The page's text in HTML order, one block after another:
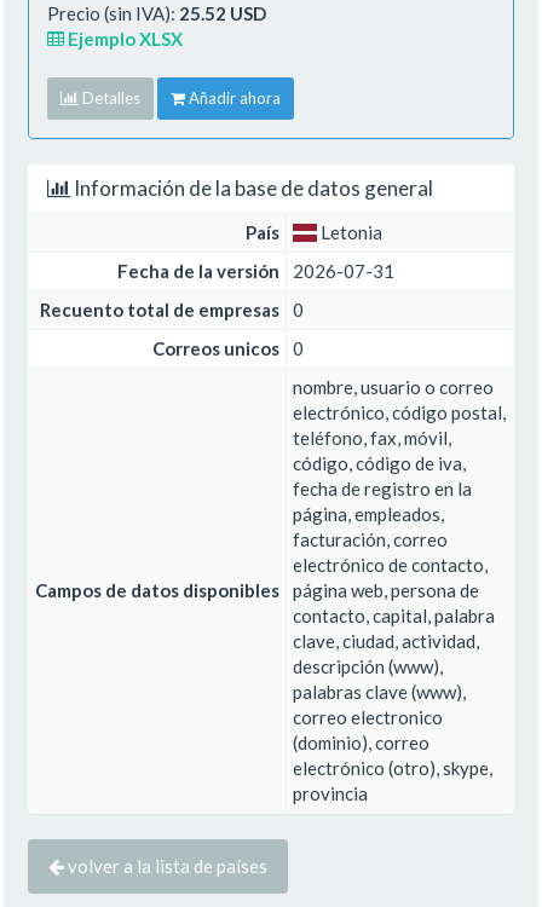
Precio (sin IVA): 25.52 USD
Ejemplo XLSX
Detalles Añadir ahora
Información de la base de datos general
País
Letonia
Fecha de la versión
2026-07-31
Recuento total de empresas
0
Correos unicos
0
Campos de datos disponibles
nombre, usuario o correo
electrónico, código postal,
teléfono, fax, móvil,
código, código de iva,
fecha de registro en la
página, empleados,
facturación, correo
electrónico de contacto,
página web, persona de
contacto, capital, palabra
clave, ciudad, actividad,
descripción (www),
palabras clave (www),
correo electronico
(dominio), correo
electrónico (otro), skype,
provincia
volver a la lista de países